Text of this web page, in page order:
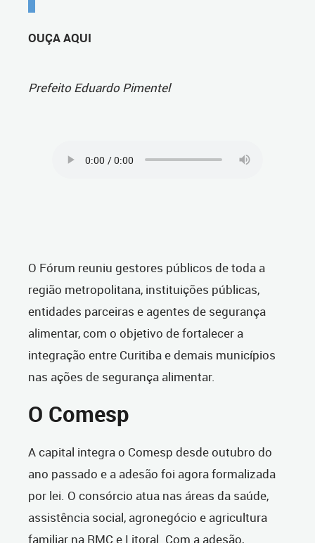
OUÇA AQUI
Prefeito Eduardo Pimentel
O Fórum reuniu gestores públicos de toda a
região metropolitana, instituições públicas,
entidades parceiras e agentes de segurança
alimentar, com o objetivo de fortalecer a
integração entre Curitiba e demais municípios
nas ações de segurança alimentar.
O Comesp
A capital integra o Comesp desde outubro do
ano passado e a adesão foi agora formalizada
por lei. O consórcio atua nas áreas da saúde,
assistência social, agronegócio e agricultura
familiar na RMC e Litoral. Com a adesão,